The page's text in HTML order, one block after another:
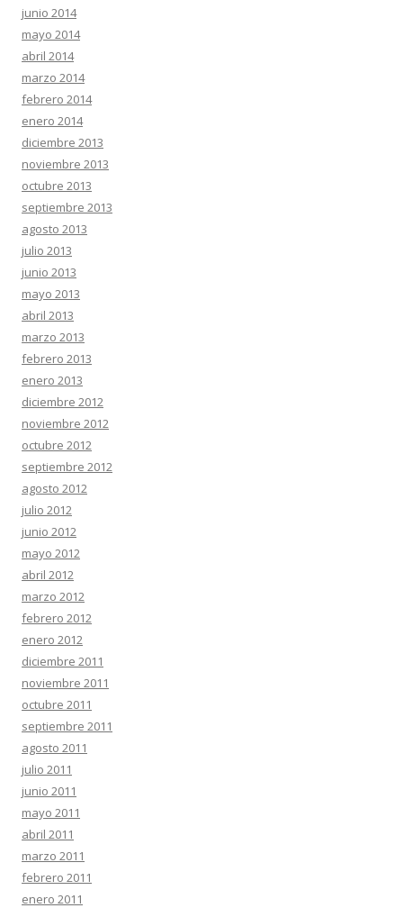
junio 2014
mayo 2014
abril 2014
marzo 2014
febrero 2014
enero 2014
diciembre 2013
noviembre 2013
octubre 2013
septiembre 2013
agosto 2013
julio 2013
junio 2013
mayo 2013
abril 2013
marzo 2013
febrero 2013
enero 2013
diciembre 2012
noviembre 2012
octubre 2012
septiembre 2012
agosto 2012
julio 2012
junio 2012
mayo 2012
abril 2012
marzo 2012
febrero 2012
enero 2012
diciembre 2011
noviembre 2011
octubre 2011
septiembre 2011
agosto 2011
julio 2011
junio 2011
mayo 2011
abril 2011
marzo 2011
febrero 2011
enero 2011